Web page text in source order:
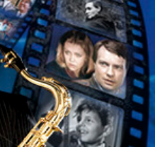
января 2015 года.